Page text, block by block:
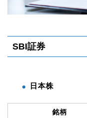
SBI証券
日本株
銘柄